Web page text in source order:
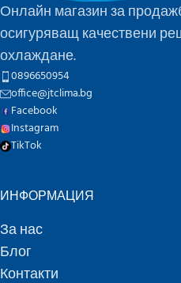
Онлайн магазин за
осигуряващ качествени
охлаждане.
0896650954
office@jtclima.bg
Facebook
Instagram
TikTok
ИНФОРМАЦИЯ
За нас
Блог
Контакти